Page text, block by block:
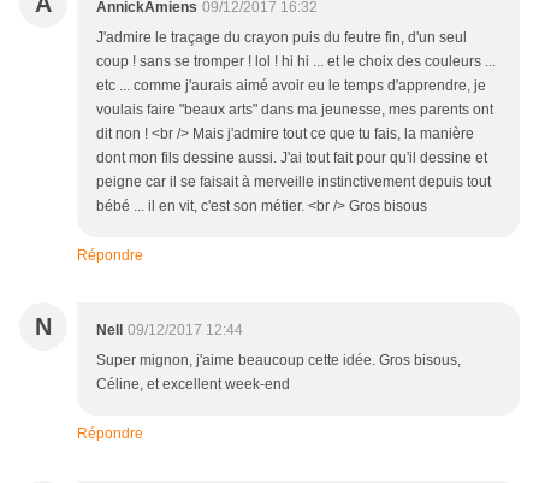
AnnickAmiens 09/12/2017 16:32
J'admire le traçage du crayon puis du feutre fin, d'un seul
coup ! sans se tromper ! lol ! hi hi ... et le choix des couleurs ...
etc ... comme j'aurais aimé avoir eu le temps d'apprendre, je
voulais faire "beaux arts" dans ma jeunesse, mes parents ont
dit non ! <br /> Mais j'admire tout ce que tu fais, la manière
dont mon fils dessine aussi. J'ai tout fait pour qu'il dessine et
peigne car il se faisait à merveille instinctivement depuis tout
bébé ... il en vit, c'est son métier. <br /> Gros bisous
Répondre
N Nell
09/12/2017 12:44
Super mignon, j'aime beaucoup cette idée. Gros bisous,
Céline, et excellent week-end
Répondre